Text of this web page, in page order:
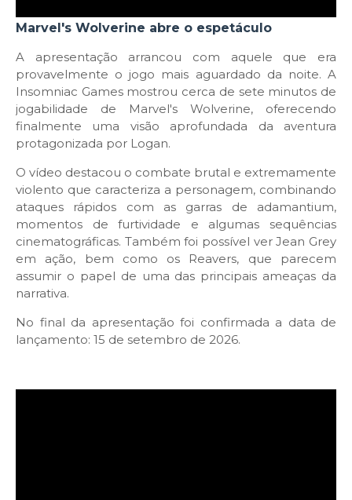
Marvel's Wolverine abre o espetáculo
A apresentação arrancou com aquele que era
provavelmente o jogo mais aguardado da noite. A
Insomniac Games mostrou cerca de sete minutos de
jogabilidade de Marvel's Wolverine, oferecendo
finalmente uma visão aprofundada da aventura
protagonizada por Logan.
O vídeo destacou o combate brutal e extremamente
violento que caracteriza a personagem, combinando
ataques rápidos com as garras de adamantium,
momentos de furtividade e algumas sequências
cinematográficas. Também foi possível ver Jean Grey
em ação, bem como os Reavers, que parecem
assumir o papel de uma das principais ameaças da
narrativa.
No final da apresentação foi confirmada a data de
lançamento: 15 de setembro de 2026.